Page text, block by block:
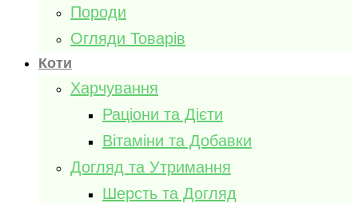
Породи
Огляди Товарів
Коти
Харчування
Раціони та Дієти
Вітаміни та Добавки
Догляд та Утримання
Шерсть та Догляд